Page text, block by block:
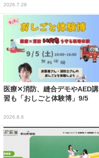
2026.7.28
医療✕消防、縫合デモやAED講
習も「おしごと体験博」9/5
2026.8.6